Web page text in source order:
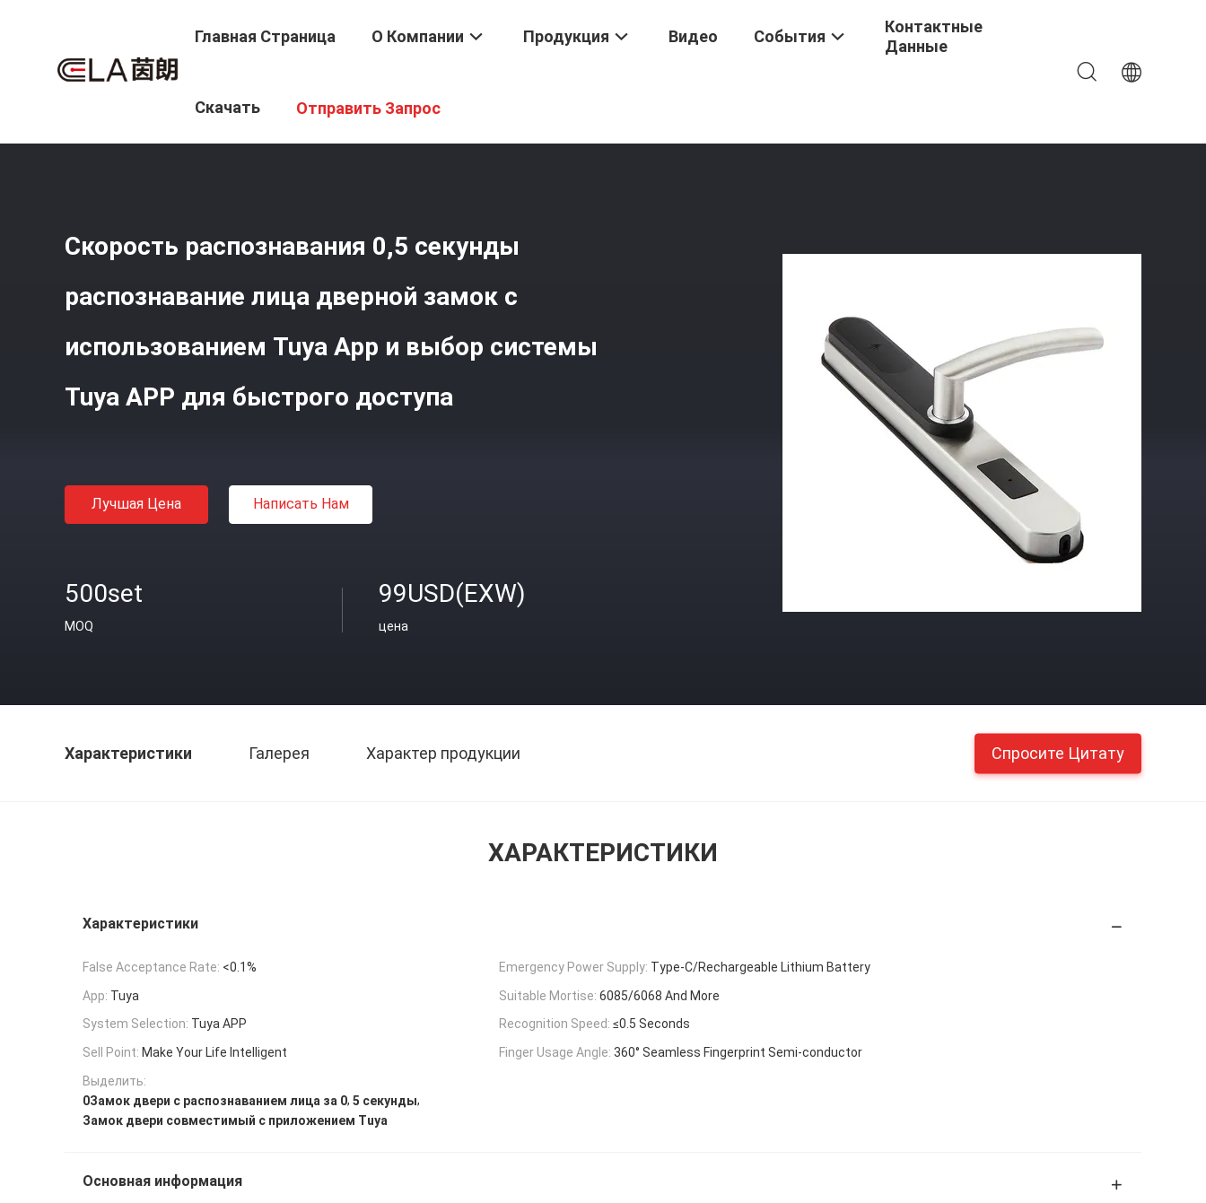
Главная Страница О Компании Продукция Видео События
Контактные
Данные
Скачать Отправить Запрос
Системы Tuya APP Для Быстрого Доступа
Скорость распознавания 0,5 секунды
распознавание лица дверной замок с
использованием Tuya App и выбор системы
Tuya APP для быстрого доступа
Лучшая Цена Написать Нам
500set
MOQ
99USD(EXW)
цена
Характеристики Галерея Характер продукции Спросите Цитату
ХАРАКТЕРИСТИКИ
Характеристики
False Acceptance Rate: <0.1% Emergency Power Supply: Type-C/Rechargeable Lithium Battery
App: Tuya Suitable Mortise: 6085/6068 And More
System Selection: Tuya APP Recognition Speed: ≤0.5 Seconds
Sell Point: Make Your Life Intelligent Finger Usage Angle: 360° Seamless Fingerprint Semi-conductor
Выделить:
0Замок двери с распознаванием лица за 0, 5 секунды,
Замок двери совместимый с приложением Tuya
Основная информация